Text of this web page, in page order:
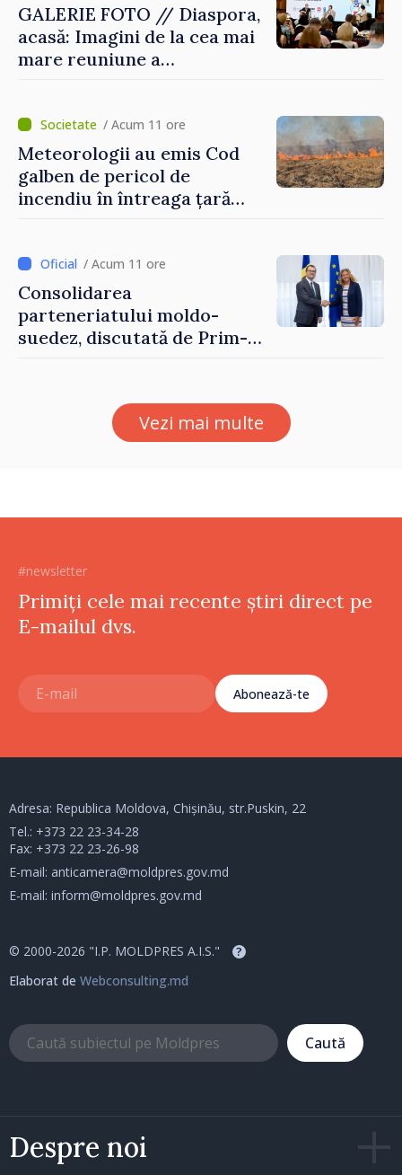
GALERIE FOTO // Diaspora,
acasă: Imagini de la cea mai
mare reuniune a
/ Acum 11 ore
Meteorologii au emis Cod
galben de pericol de
incendiu în întreaga țară
/ Acum 11 ore
Consolidarea
parteneriatului moldo-
suedez, discutată de Prim-
Petra Lärke
Vezi mai multe
#newsletter
Primiți cele mai recente știri direct pe
E-mailul dvs.
Abonează-te
Despre noi
Adresa: Republica Moldova, Chișinău, str.Puskin, 22
Tel.: +373 22 23-34-28
Fax: +373 22 23-26-98
E-mail: anticamera@moldpres.gov.md
E-mail: inform@moldpres.gov.md
© 2000-2026 "I.P. MOLDPRES A.I.S." ?
Elaborat de Webconsulting.md
Caută